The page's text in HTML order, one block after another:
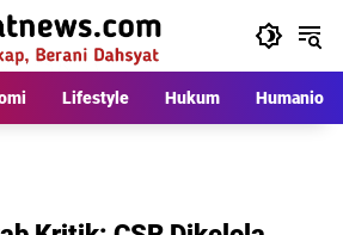
Lifestyle Hukum Humaniora